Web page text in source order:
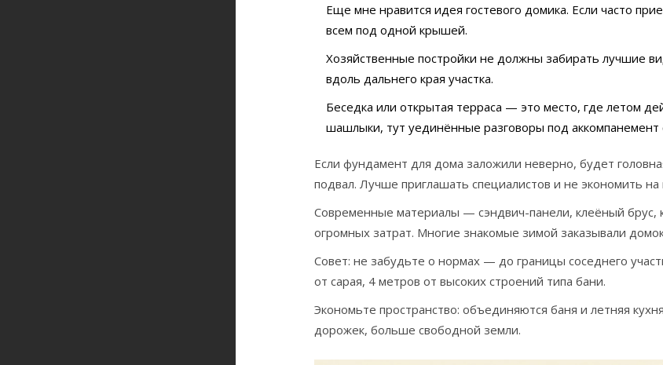
Еще мне нравится идея гостевого домика. Если часто
всем под одной крышей.
Хозяйственные постройки не должны забирать лучшие
вдоль дальнего края участка.
Беседка или открытая терраса — это место, где летом
шашлыки, тут уединённые разговоры под аккомпанемент
Если фундамент для дома заложили неверно, будет
подвал. Лучше приглашать специалистов и не экономить на
Современные материалы — сэндвич-панели, клеёный брус,
огромных затрат. Многие знакомые зимой заказывали
Совет: не забудьте о нормах — до границы соседнего
от сарая, 4 метров от высоких строений типа бани.
Экономьте пространство: объединяются баня и летняя
дорожек, больше свободной земли.